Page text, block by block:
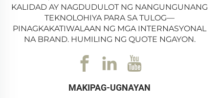
KALIDAD AY NAGDUDULOT NG NANGUNGUNANG
TEKNOLOHIYA PARA SA TULOG—
PINAGKAKATIWALAAN NG MGA INTERNASYONAL
NA BRAND. HUMILING NG QUOTE NGAYON.
MAKIPAG-UGNAYAN